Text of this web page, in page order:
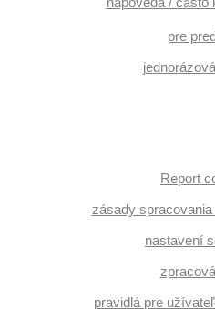
pre
Report
zásady
nastavení
pravidlá pre